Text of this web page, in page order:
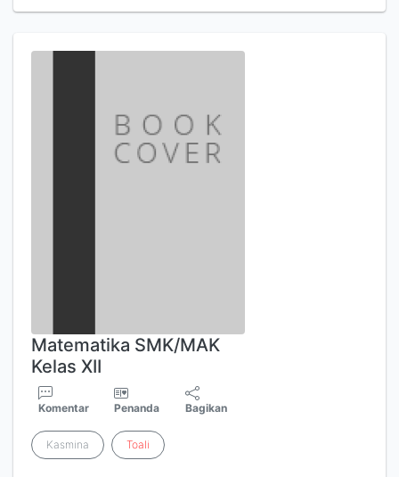
Matematika SMK/MAK
Kelas XII
Komentar Penanda Bagikan
Kasmina Toali